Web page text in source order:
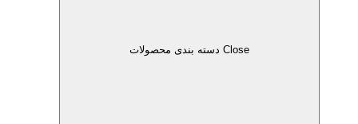
Close دسته بندی محصولات